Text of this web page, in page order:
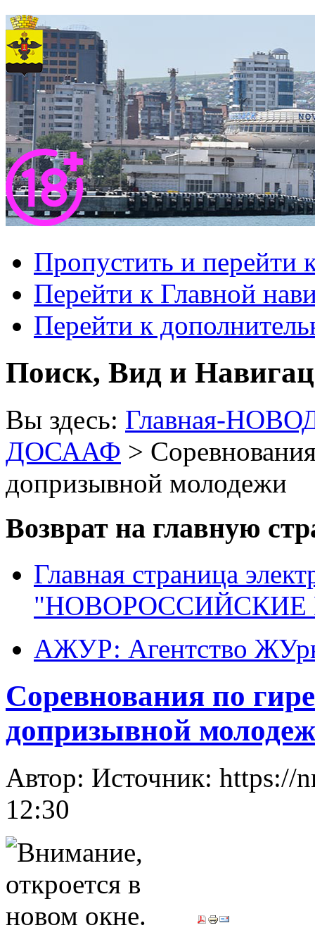
Пропустить и перейти
Перейти к Главной
Перейти к
Поиск, Вид и
Вы здесь: Главная-
ДОСААФ >
допризывной молодежи
Возврат на главную
Главная страница
"НОВОРОССИЙСКИЕ
АЖУР: Агентство
Соревнования по
допризывной
Автор: Источник: https://
12:30